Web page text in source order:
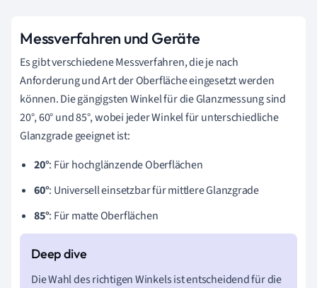
Messverfahren und Geräte
Es gibt verschiedene Messverfahren, die je nach
Anforderung und Art der Oberfläche eingesetzt werden
können. Die gängigsten Winkel für die Glanzmessung sind
20°, 60° und 85°, wobei jeder Winkel für unterschiedliche
Glanzgrade geeignet ist:
20°: Für hochglänzende Oberflächen
60°: Universell einsetzbar für mittlere Glanzgrade
85°: Für matte Oberflächen
Die Wahl des richtigen Winkels ist entscheidend für die